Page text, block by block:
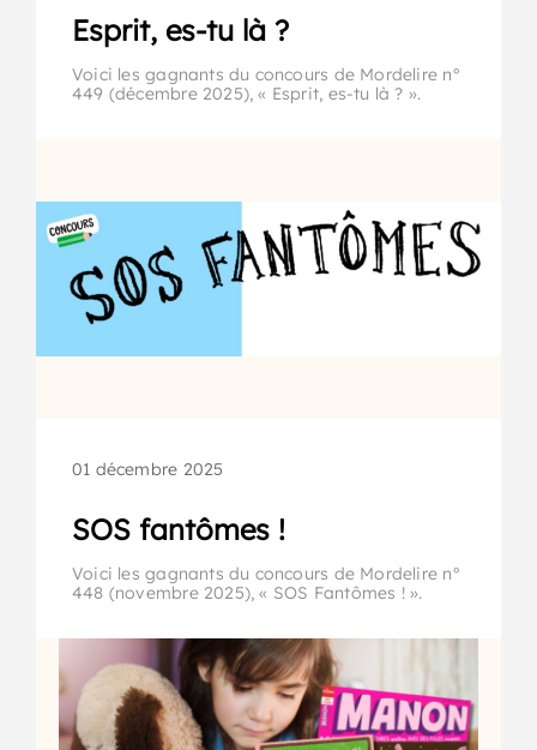
Esprit, es-tu là ?
Voici les gagnants du concours de Mordelire n°
449 (décembre 2025), « Esprit, es-tu là ? ».
01 décembre 2025
SOS fantômes !
Voici les gagnants du concours de Mordelire n°
448 (novembre 2025), « SOS Fantômes ! ».